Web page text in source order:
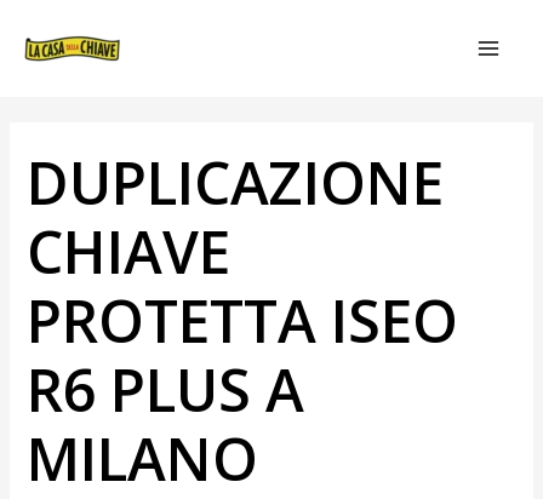
DUPLICAZIONE
CHIAVE
PROTETTA ISEO
R6 PLUS A
MILANO
ARTICOLI